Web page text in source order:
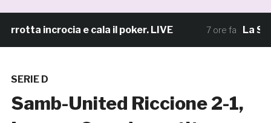
incrocia e cala il poker. LIVE 7 ore fa La Samb
SERIE D
Samb-United Riccione 2-1,